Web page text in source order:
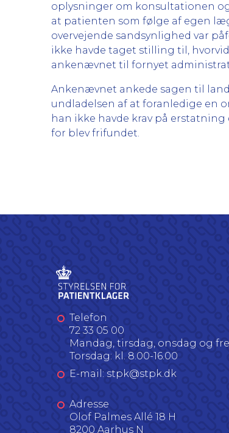
oplysninger om konsultationen
at patienten som følge af egen
overvejende sandsynlighed var
ikke havde taget stilling til,
ankenævnet til fornyet
Ankenævnet ankede sagen til
undladelsen af at foranledige en
han ikke havde krav på
for blev frifundet.
Telefon
72 33 05 00
Mandag, tirsdag, onsdag og
Torsdag: kl. 8.00-16.00
E-mail: stpk@stpk.dk
Adresse
Olof Palmes Allé 18 H
8200 Aarhus N